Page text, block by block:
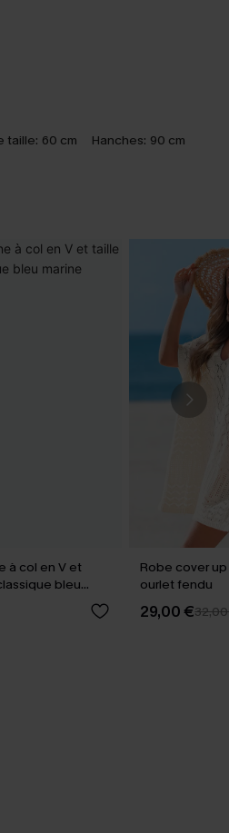
taille: 60 cm Hanches: 90 cm
à col en V et
bleu
Robe cover
ourlet fendu
29,00 €